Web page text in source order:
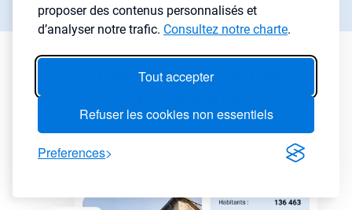
proposer des contenus personnalisés et
d’analyser notre trafic. Consultez notre charte.
Tout accepter
Refuser les cookies non essentiels
Preferences
Filtrez les annonces
immobilières